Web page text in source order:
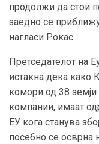
продолжи да стои
заедно се
нагласи Рокас.
Претседателот на
истакна дека како
комори од 38
компании, имаат
ЕУ кога станува
посебно се осврна